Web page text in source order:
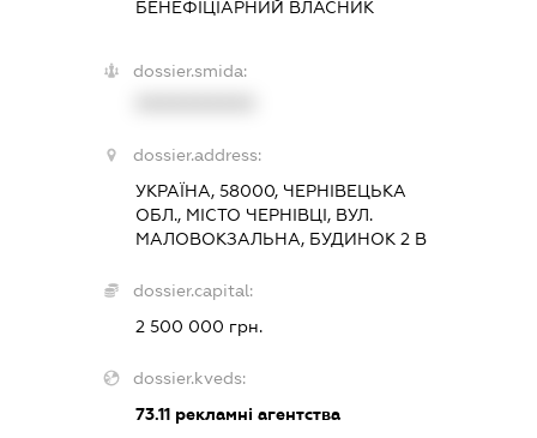
БЕНЕФІЦІАРНИЙ ВЛАСНИК
dossier.smida:
dossier.address:
УКРАЇНА, 58000, ЧЕРНІВЕЦЬКА
ОБЛ., МІСТО ЧЕРНІВЦІ, ВУЛ.
МАЛОВОКЗАЛЬНА, БУДИНОК 2 В
dossier.capital:
2 500 000 грн.
dossier.kveds:
73.11рекламні агентства